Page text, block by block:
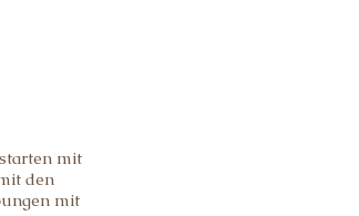
mit
den
mit